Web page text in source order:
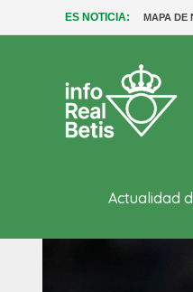
ES NOTICIA: MAPA DE
Actualidad